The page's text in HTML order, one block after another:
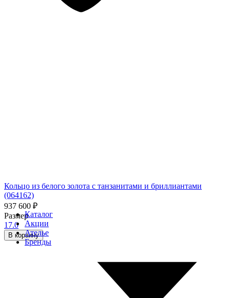
Кольцо из белого золота с танзанитами и бриллиантами
(064162)
937 600 ₽
Размер
17.0
В корзину
Каталог
Акции
Ателье
Бренды